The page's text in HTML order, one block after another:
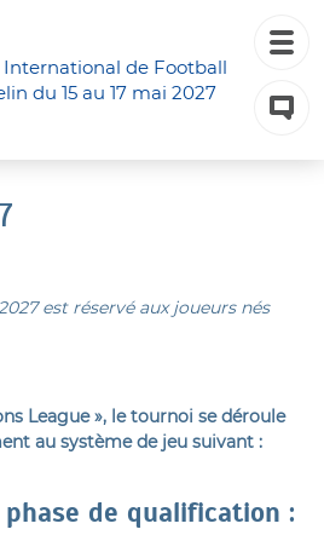
International de Football
du 15 au 17 mai 2027
est réservé aux joueurs nés
League », le tournoi se déroule
au système de jeu suivant :
de qualification :